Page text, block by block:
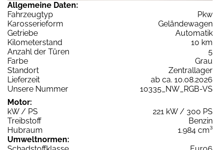
Allgemeine Daten:
Fahrzeugtyp
Pkw
Karosserieform
Geländewagen
Getriebe
Automatik
Kilometerstand
10 km
Anzahl der Türen
5
Farbe
Grau
Standort
Zentrallager
Lieferzeit
ab ca. 10.08.2026
Unsere Nummer
10335_NW_RGB-VS
Motor:
kW / PS
221 kW / 300 PS
Treibstoff
Benzin
Hubraum
1.984 cm³
Umweltnormen: